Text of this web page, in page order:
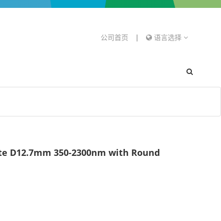
公司首页 | 语言选择
D12.7mm 350-2300nm with Round